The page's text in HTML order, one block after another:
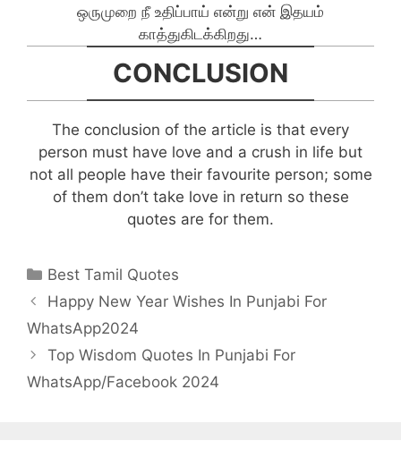
ஒருமுறை நீ உதிப்பாய் என்று என் இதயம்
காத்துகிடக்கிறது…
CONCLUSION
The conclusion of the article is that every
person must have love and a crush in life but
not all people have their favourite person; some
of them don’t take love in return so these
quotes are for them.
Categories
Best Tamil Quotes
Post
navigation
Happy New Year Wishes In Punjabi For
WhatsApp2024
Top Wisdom Quotes In Punjabi For
WhatsApp/Facebook 2024